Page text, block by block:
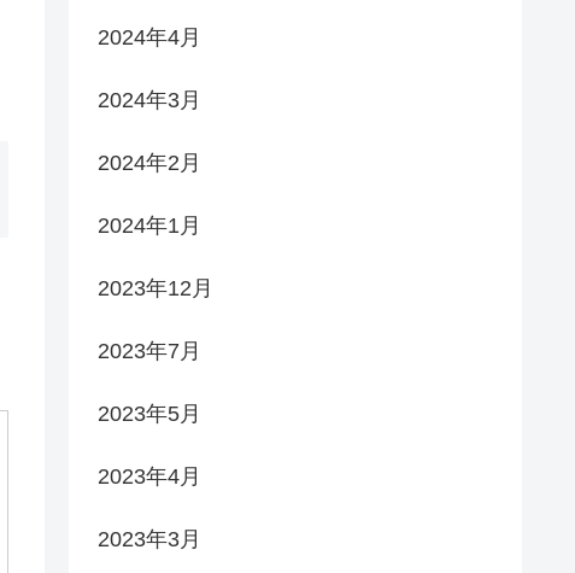
2024年4月
2024年3月
2024年2月
2024年1月
2023年12月
2023年7月
2023年5月
2023年4月
2023年3月